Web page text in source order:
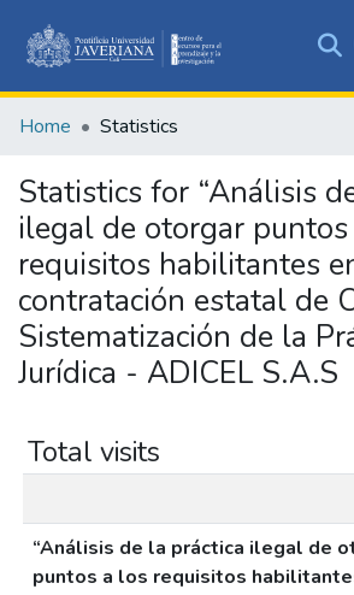
&
All of
Home Statistics
Statistics for “Análisis
ilegal de otorgar
requisitos habilitantes
contratación estatal de
Sistematización de la
Jurídica - ADICEL S.A.S
Total visits
“Análisis de la práctica ilegal de
puntos a los requisitos